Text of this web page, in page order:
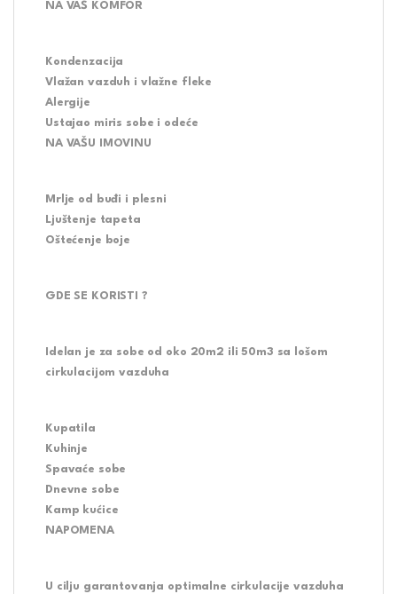
NA VAŠ KOMFOR
Kondenzacija
Vlažan vazduh i vlažne fleke
Alergije
Ustajao miris sobe i odeće
NA VAŠU IMOVINU
Mrlje od buđi i plesni
Ljuštenje tapeta
Oštećenje boje
GDE SE KORISTI ?
Idelan je za sobe od oko 20m2 ili50m3 sa lošom
cirkulacijom vazduha
Kupatila
Kuhinje
Spavaće sobe
Dnevne sobe
Kamp kućice
NAPOMENA
U cilju garantovanja optimalne cirkulacije vazduha